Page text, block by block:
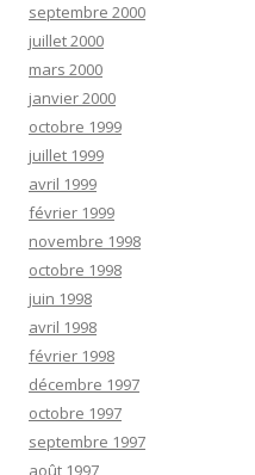
septembre 2000
juillet 2000
mars 2000
janvier 2000
octobre 1999
juillet 1999
avril 1999
février 1999
novembre 1998
octobre 1998
juin 1998
avril 1998
février 1998
décembre 1997
octobre 1997
septembre 1997
août 1997